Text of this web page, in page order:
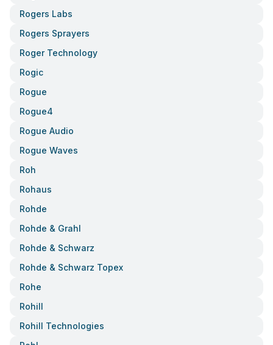
Rogers Labs
Rogers Sprayers
Roger Technology
Rogic
Rogue
Rogue4
Rogue Audio
Rogue Waves
Roh
Rohaus
Rohde
Rohde & Grahl
Rohde & Schwarz
Rohde & Schwarz Topex
Rohe
Rohill
Rohill Technologies